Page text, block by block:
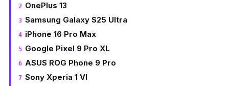
OnePlus 13
Samsung Galaxy S25 Ultra
iPhone 16 Pro Max
Google Pixel 9 Pro XL
ASUS ROG Phone 9 Pro
Sony Xperia 1 VI